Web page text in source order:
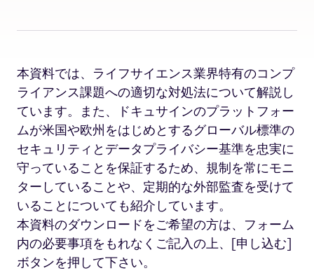
本資料では、ライフサイエンス業界特有のコンプ
ライアンス課題への適切な対処法について解説し
ています。また、ドキュサインのプラットフォー
ムが米国や欧州をはじめとするグローバル標準の
セキュリティとデータプライバシー基準を忠実に
守っていることを保証するため、規制を常にモニ
ターしていることや、定期的な外部監査を受けて
いることについても紹介しています。
本資料のダウンロードをご希望の方は、フォーム
内の必要事項をもれなくご記入の上、 [申し込む]
ボタンを押して下さい。